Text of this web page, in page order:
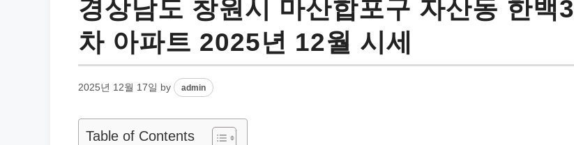
경상남도 창원시 마산합포구 자산동 한백3
차 아파트 2025년 12월 시세
2025년 12월 17일 by admin
Table of Contents